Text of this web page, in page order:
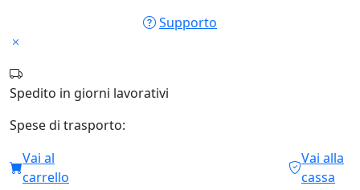
Supporto
Spedito in giorni lavorativi
Spese di trasporto:
Vai al
carrello
Vai alla
cassa